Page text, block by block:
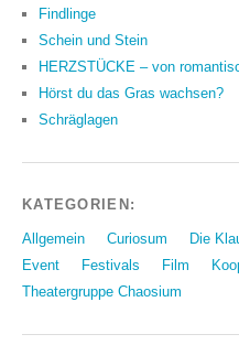
Findlinge
Schein und Stein
HERZSTÜCKE – von
Hörst du das Gras wachsen?
Schräglagen
KATEGORIEN:
Allgemein Curiosum Die
Event
Festivals Film
Theatergruppe Chaosium